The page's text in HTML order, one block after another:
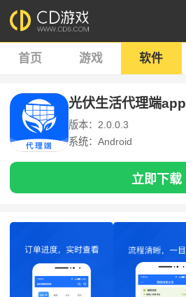
首页 游戏 软件
光伏生活代理端app
版本：2.0.0.3
系统：Android
立即下载